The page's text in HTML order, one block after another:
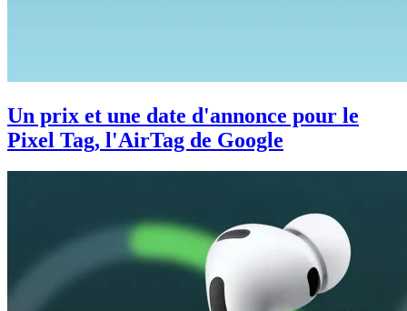
Un prix et une date d'annonce pour le
Pixel Tag, l'AirTag de Google